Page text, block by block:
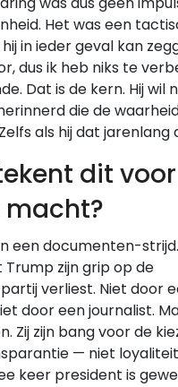
Het was een
in ieder geval kan
dus ik heb niks te
Dat is de kern. Hij wil
die de
als hij dat jarenlang
dit voor
macht?
een documenten-
zijn grip op de
verliest. Niet door
door een journalist.
Zij zijn bang voor de
— niet
keer president is